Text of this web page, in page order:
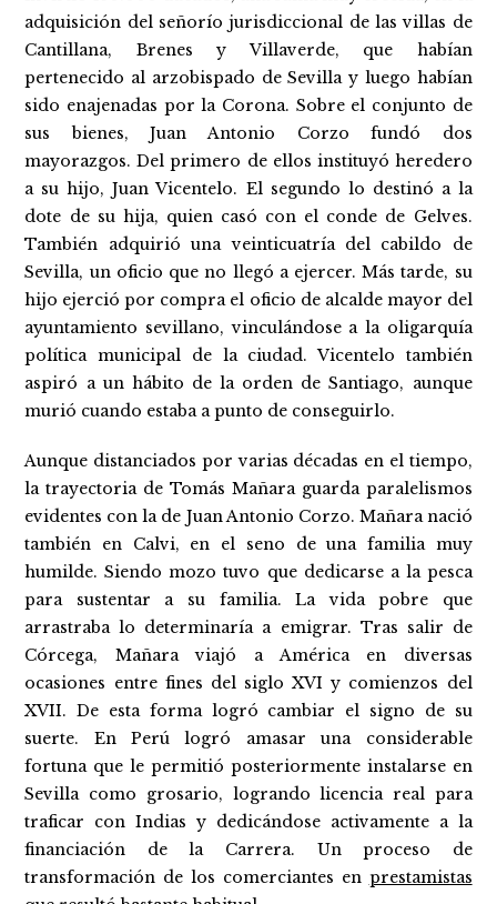
adquisición del señorío jurisdiccional de las villas de
Cantillana, Brenes y Villaverde, que habían
pertenecido al arzobispado de Sevilla y luego habían
sido enajenadas por la Corona. Sobre el conjunto de
sus bienes, Juan Antonio Corzo fundó dos
mayorazgos. Del primero de ellos instituyó heredero
a su hijo, Juan Vicentelo. El segundo lo destinó a la
dote de su hija, quien casó con el conde de Gelves.
También adquirió una veinticuatría del cabildo de
Sevilla, un oficio que no llegó a ejercer. Más tarde, su
hijo ejerció por compra el oficio de alcalde mayor del
ayuntamiento sevillano, vinculándose a la oligarquía
política municipal de la ciudad. Vicentelo también
aspiró a un hábito de la orden de Santiago, aunque
murió cuando estaba a punto de conseguirlo.
Aunque distanciados por varias décadas en el tiempo,
la trayectoria de Tomás Mañara guarda paralelismos
evidentes con la de Juan Antonio Corzo. Mañara nació
también en Calvi, en el seno de una familia muy
humilde. Siendo mozo tuvo que dedicarse a la pesca
para sustentar a su familia. La vida pobre que
arrastraba lo determinaría a emigrar. Tras salir de
Córcega, Mañara viajó a América en diversas
ocasiones entre fines del siglo XVI y comienzos del
XVII. De esta forma logró cambiar el signo de su
suerte. En Perú logró amasar una considerable
fortuna que le permitió posteriormente instalarse en
Sevilla como grosario, logrando licencia real para
traficar con Indias y dedicándose activamente a la
financiación de la Carrera. Un proceso de
transformación de los comerciantes en prestamistas